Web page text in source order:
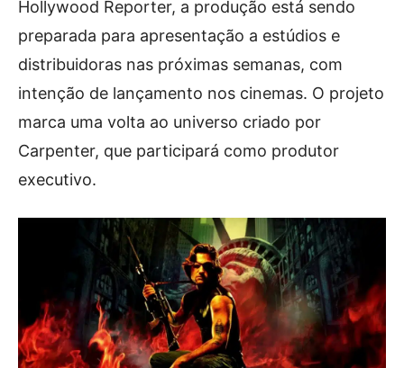
Hollywood Reporter, a produção está sendo
preparada para apresentação a estúdios e
distribuidoras nas próximas semanas, com
intenção de lançamento nos cinemas. O projeto
marca uma volta ao universo criado por
Carpenter, que participará como produtor
executivo.